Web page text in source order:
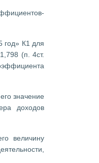
год» К1 для
(п. 4ст.
значение
доходов
величину